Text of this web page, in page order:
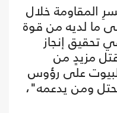
خلال
ما لديه من قوة
تحقيق إنجاز
مزيدٍ من
على رؤوس
ومن يدعمه"،